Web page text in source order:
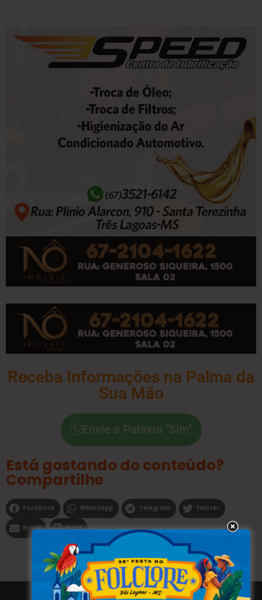
Receba Informações na Palma da
Sua Mão
Envie a Palavra "Sim"
Está gostando do conteúdo?
Compartilhe
Facebook WhatsApp Telegram Twitter
Email Print